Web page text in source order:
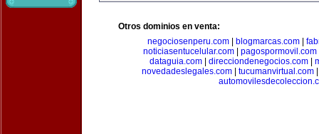
Otros dominios en venta:
negociosenperu.com| blogmarcas.com|
noticiasentucelular.com
pagospormovil.com
dataguia.com| direcciondenegocios.com|
novedadeslegales.com
tucumanvirtual.com